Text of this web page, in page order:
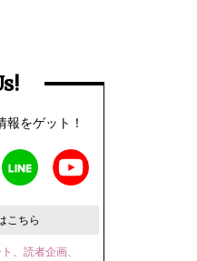
報をゲット！
こちら
、読者企画、